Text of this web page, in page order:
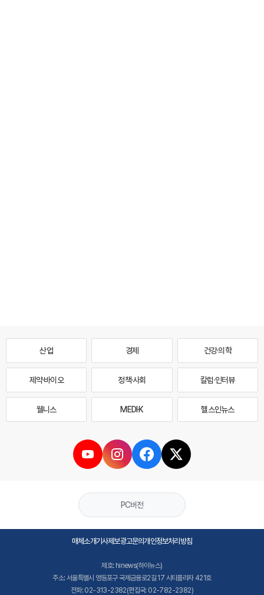
산업 경제 건강·의학
제약·바이오 정책·사회 칼럼·인터뷰
웰니스 MEDI·K 헬스인뉴스
PC버전
매체소개기사제보광고문의개인정보처리방침
제호: hinews(하이뉴스)
주소: 서울특별시 영등포구 국제금융로2길 17 시티플라자 421호
전화: 02-313-2382(편집국: 02-782-2382)